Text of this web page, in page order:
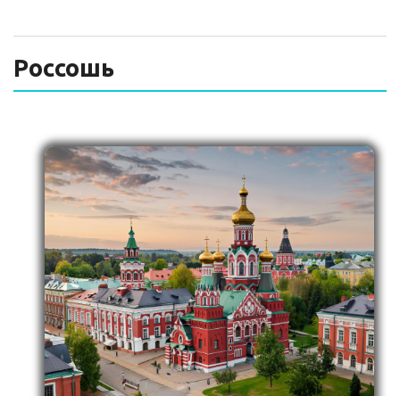
СТРОИТЕЛЬНЫЙ АУДИТ
НОРМАТИВНЫЕ ДОКУМЕНТЫ
О НАС
ПРЕССА
РЕЕСТРЫ
Россошь